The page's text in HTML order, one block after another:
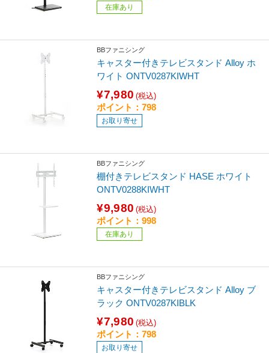
在庫あり
BBファニシング
キャスター付きテレビスタンド Alloy ホ
ワイト ONTV0287KIWHT
¥7,980 (税込)
ポイント：798
お取り寄せ
BBファニシング
棚付きテレビスタンド HASE ホワイト
ONTV0288KIWHT
¥9,980 (税込)
ポイント：998
在庫あり
BBファニシング
キャスター付きテレビスタンド Alloy ブ
ラック ONTV0287KIBLK
¥7,980 (税込)
ポイント：798
お取り寄せ